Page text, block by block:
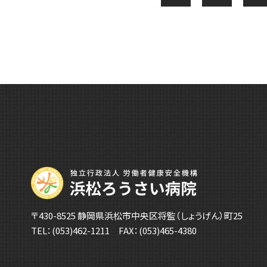
〒430-8525 静岡県浜松市中央区将監（しょうげん）町25
TEL： (053)462-1211 FAX：(053)465-4380